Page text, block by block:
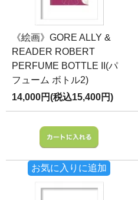
《絵画》GORE ALLY &
READER ROBERT
PERFUME BOTTLE II(パ
フューム ボトル2)
14,000円(税込15,400円)
お気に入りに追加